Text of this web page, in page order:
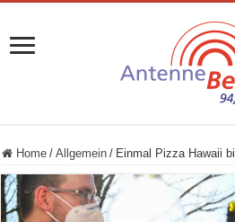
Home / Allgemein / Einmal Pizza Hawaii